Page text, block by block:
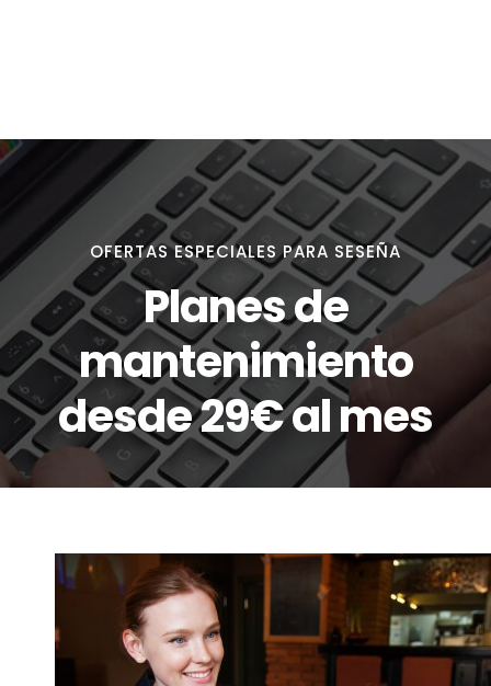
OFERTAS ESPECIALES PARA SESEÑA
Planes de
mantenimiento
desde 29€ al mes